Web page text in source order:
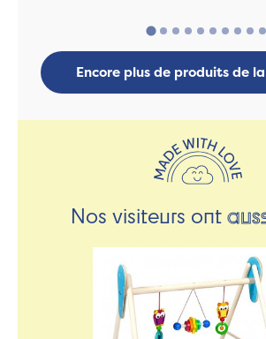
Encore plus de produits de
Nos visiteurs ont